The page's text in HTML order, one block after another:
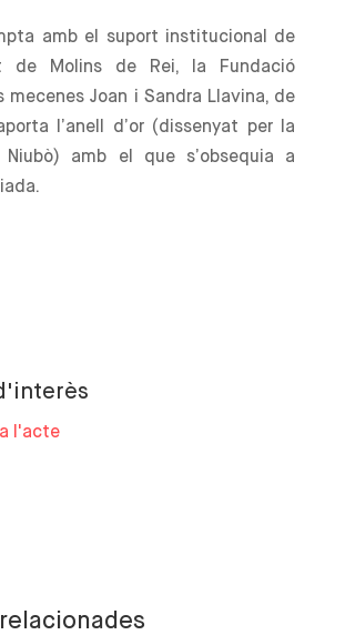
amb el suport institucional de
de Molins de Rei, la Fundació
mecenes Joan i Sandra Llavina, de
l’anell d’or (dissenyat per la
Niubò) amb el que s’obsequia a
l'acte